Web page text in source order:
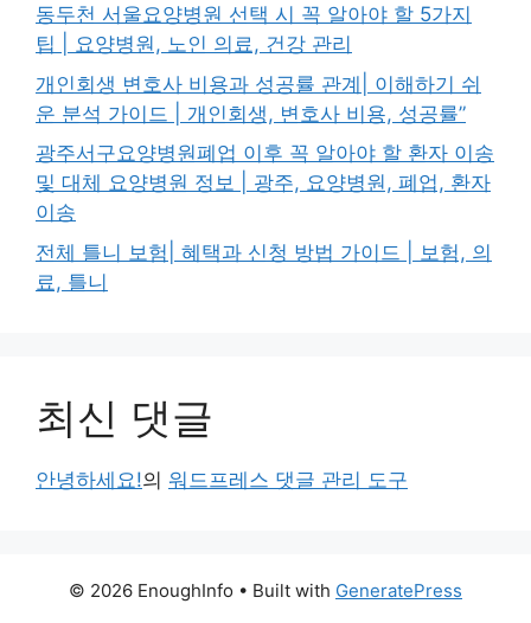
동두천 서울요양병원 선택 시 꼭 알아야 할 5가지
팁 | 요양병원, 노인 의료, 건강 관리
개인회생 변호사 비용과 성공률 관계| 이해하기 쉬
운 분석 가이드 | 개인회생, 변호사 비용, 성공률”
광주서구요양병원폐업 이후 꼭 알아야 할 환자 이송
및 대체 요양병원 정보 | 광주, 요양병원, 폐업, 환자
이송
전체 틀니 보험| 혜택과 신청 방법 가이드 | 보험, 의
료, 틀니
최신 댓글
안녕하세요!의 워드프레스 댓글 관리 도구
© 2026 EnoughInfo • Built with GeneratePress